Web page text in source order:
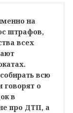
на
штрафов,
всех
всю
говорят о
в
про ДТП, а